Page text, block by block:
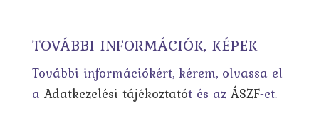
TOVÁBBI INFORMÁCIÓK, KÉPEK
További információkért, kérem, olvassa el
a Adatkezelési tájékoztatót és az ÁSZF-et.